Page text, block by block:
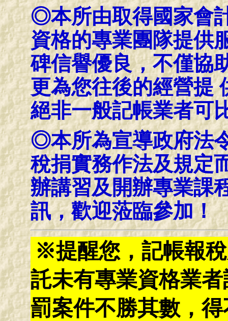
◎本所由取得國家會
資格的專業團隊提供
碑信譽優良，不僅協
更為您往後的經營提
絕非一般記帳業者可
◎本所為宣導政府法
稅捐實務作法及規定
辦講習及開辦專業課
訊，歡迎蒞臨參加！
※提醒您，記帳報
託未有專業資格業
罰案件不勝其數，